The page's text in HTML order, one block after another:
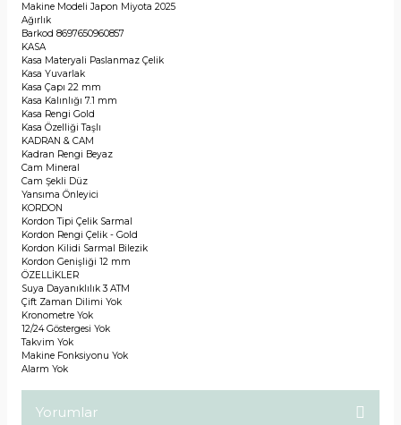
Makine Modeli Japon Miyota 2025
Ağırlık
Barkod 8697650960857
KASA
Kasa Materyali Paslanmaz Çelik
Kasa Yuvarlak
Kasa Çapı 22 mm
Kasa Kalınlığı 7.1 mm
Kasa Rengi Gold
Kasa Özelliği Taşlı
KADRAN & CAM
Kadran Rengi Beyaz
Cam Mineral
Cam Şekli Düz
Yansıma Önleyici
KORDON
Kordon Tipi Çelik Sarmal
Kordon Rengi Çelik - Gold
Kordon Kilidi Sarmal Bilezik
Kordon Genişliği 12 mm
ÖZELLİKLER
Suya Dayanıklılık 3 ATM
Çift Zaman Dilimi Yok
Kronometre Yok
12/24 Göstergesi Yok
Takvim Yok
Makine Fonksiyonu Yok
Alarm Yok
Yorumlar